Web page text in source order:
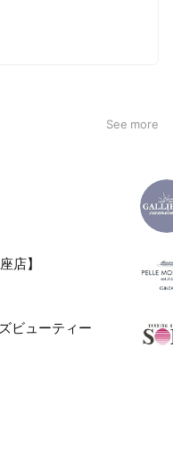
See more
店】
ビューティー